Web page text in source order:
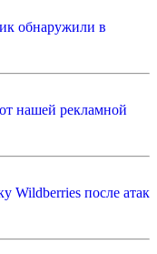
обнаружили в
нашей рекламной
Wildberries после атак